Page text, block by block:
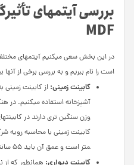
بررسی آیتم­های
MDF
در این بخش سعی می­کنیم آیتم­های
است را نام ببریم و به بررسی برخی از آنها
کابینت زمینی:از کابینت زمینی
آشپزخانه استفاده می­کنیم. در
وزن سنگین­ تری دارند در
متر است و عمق آن باید 55 سانتی­متر باشد.